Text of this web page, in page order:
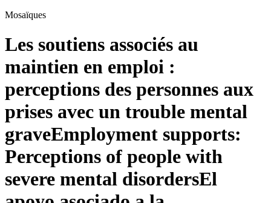
Mosaïques
Les soutiens associés au
maintien en emploi :
perceptions des personnes aux
prises avec un trouble mental
graveEmployment supports:
Perceptions of people with
severe mental disordersEl